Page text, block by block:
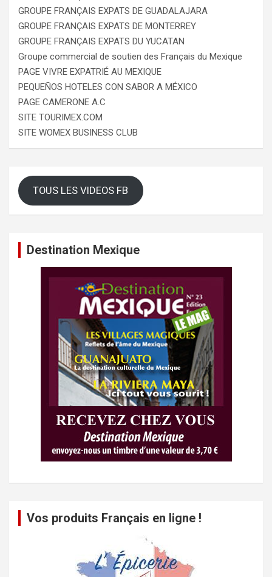
GROUPE FRANÇAIS EXPATS DE GUADALAJARA
GROUPE FRANÇAIS EXPATS DE MONTERREY
GROUPE FRANÇAIS EXPATS DU YUCATAN
Groupe commercial de soutien des Français du Mexique
PAGE VIVRE EXPATRIÉ AU MEXIQUE
PEQUEÑOS HOTELES CON SABOR A MÉXICO
PAGE CAMERONE A.C
SITE TOURIMEX.COM
SITE WOMEX BUSINESS CLUB
TOUS LES VIDEOS FB
Destination Mexique
Vos produits Français en ligne !